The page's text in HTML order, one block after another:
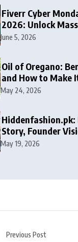
Fiverr Cyber
2026: Unlock
Discounts on
June 5, 2026
Oil of Oregano:
and How to Make
May 24, 2026
Hiddenfashion.pk:
Story, Founder
Products, and
May 19, 2026
Previous Post